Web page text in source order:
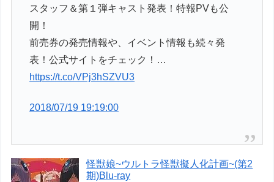
スタッフ＆第１弾キャスト発表！特報PVも公
開！
前売券の発売情報や、イベント情報も続々発
表！公式サイトをチェック！…
https://t.co/VPj3hSZVU3
2018/07/19 19:19:00
怪獣娘~ウルトラ怪獣擬人化計画~(第2
期)Blu-ray